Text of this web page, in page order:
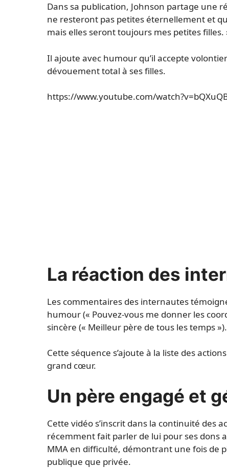
Dans sa publication, Johnson partage une
ne resteront pas petites éternellement et
mais elles seront toujours mes petites filles.
Il ajoute avec humour qu’il accepte
dévouement total à ses filles.
https://www.youtube.com/
La réaction des
Les commentaires des internautes
humour (« Pouvez-vous me donner les
sincère (« Meilleur père de tous les temps »).
Cette séquence s’ajoute à la liste des
grand cœur.
Un père engagé et
Cette vidéo s’inscrit dans la continuité des
récemment fait parler de lui pour ses dons
MMA en difficulté, démontrant une fois de
publique que privée.